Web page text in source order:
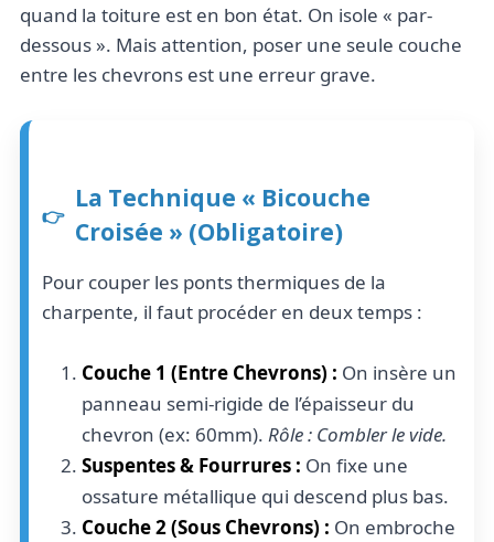
quand la toiture est en bon état. On isole « par-
dessous ». Mais attention, poser une seule couche
entre les chevrons est une erreur grave.
La Technique « Bicouche
Croisée » (Obligatoire)
Pour couper les ponts thermiques de la
charpente, il faut procéder en deux temps :
Couche 1 (Entre Chevrons) : On insère un
panneau semi-rigide de l’épaisseur du
chevron (ex: 60mm). Rôle : Combler le vide.
Suspentes & Fourrures : On fixe une
ossature métallique qui descend plus bas.
Couche 2 (Sous Chevrons) : On embroche